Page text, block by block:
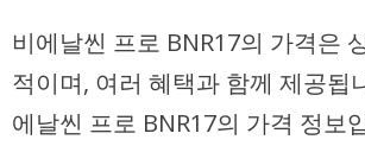
비에날씬 프로 BNR17의 가격은
적이며, 여러 혜택과 함께 제공됩
에날씬 프로 BNR17의 가격 정보